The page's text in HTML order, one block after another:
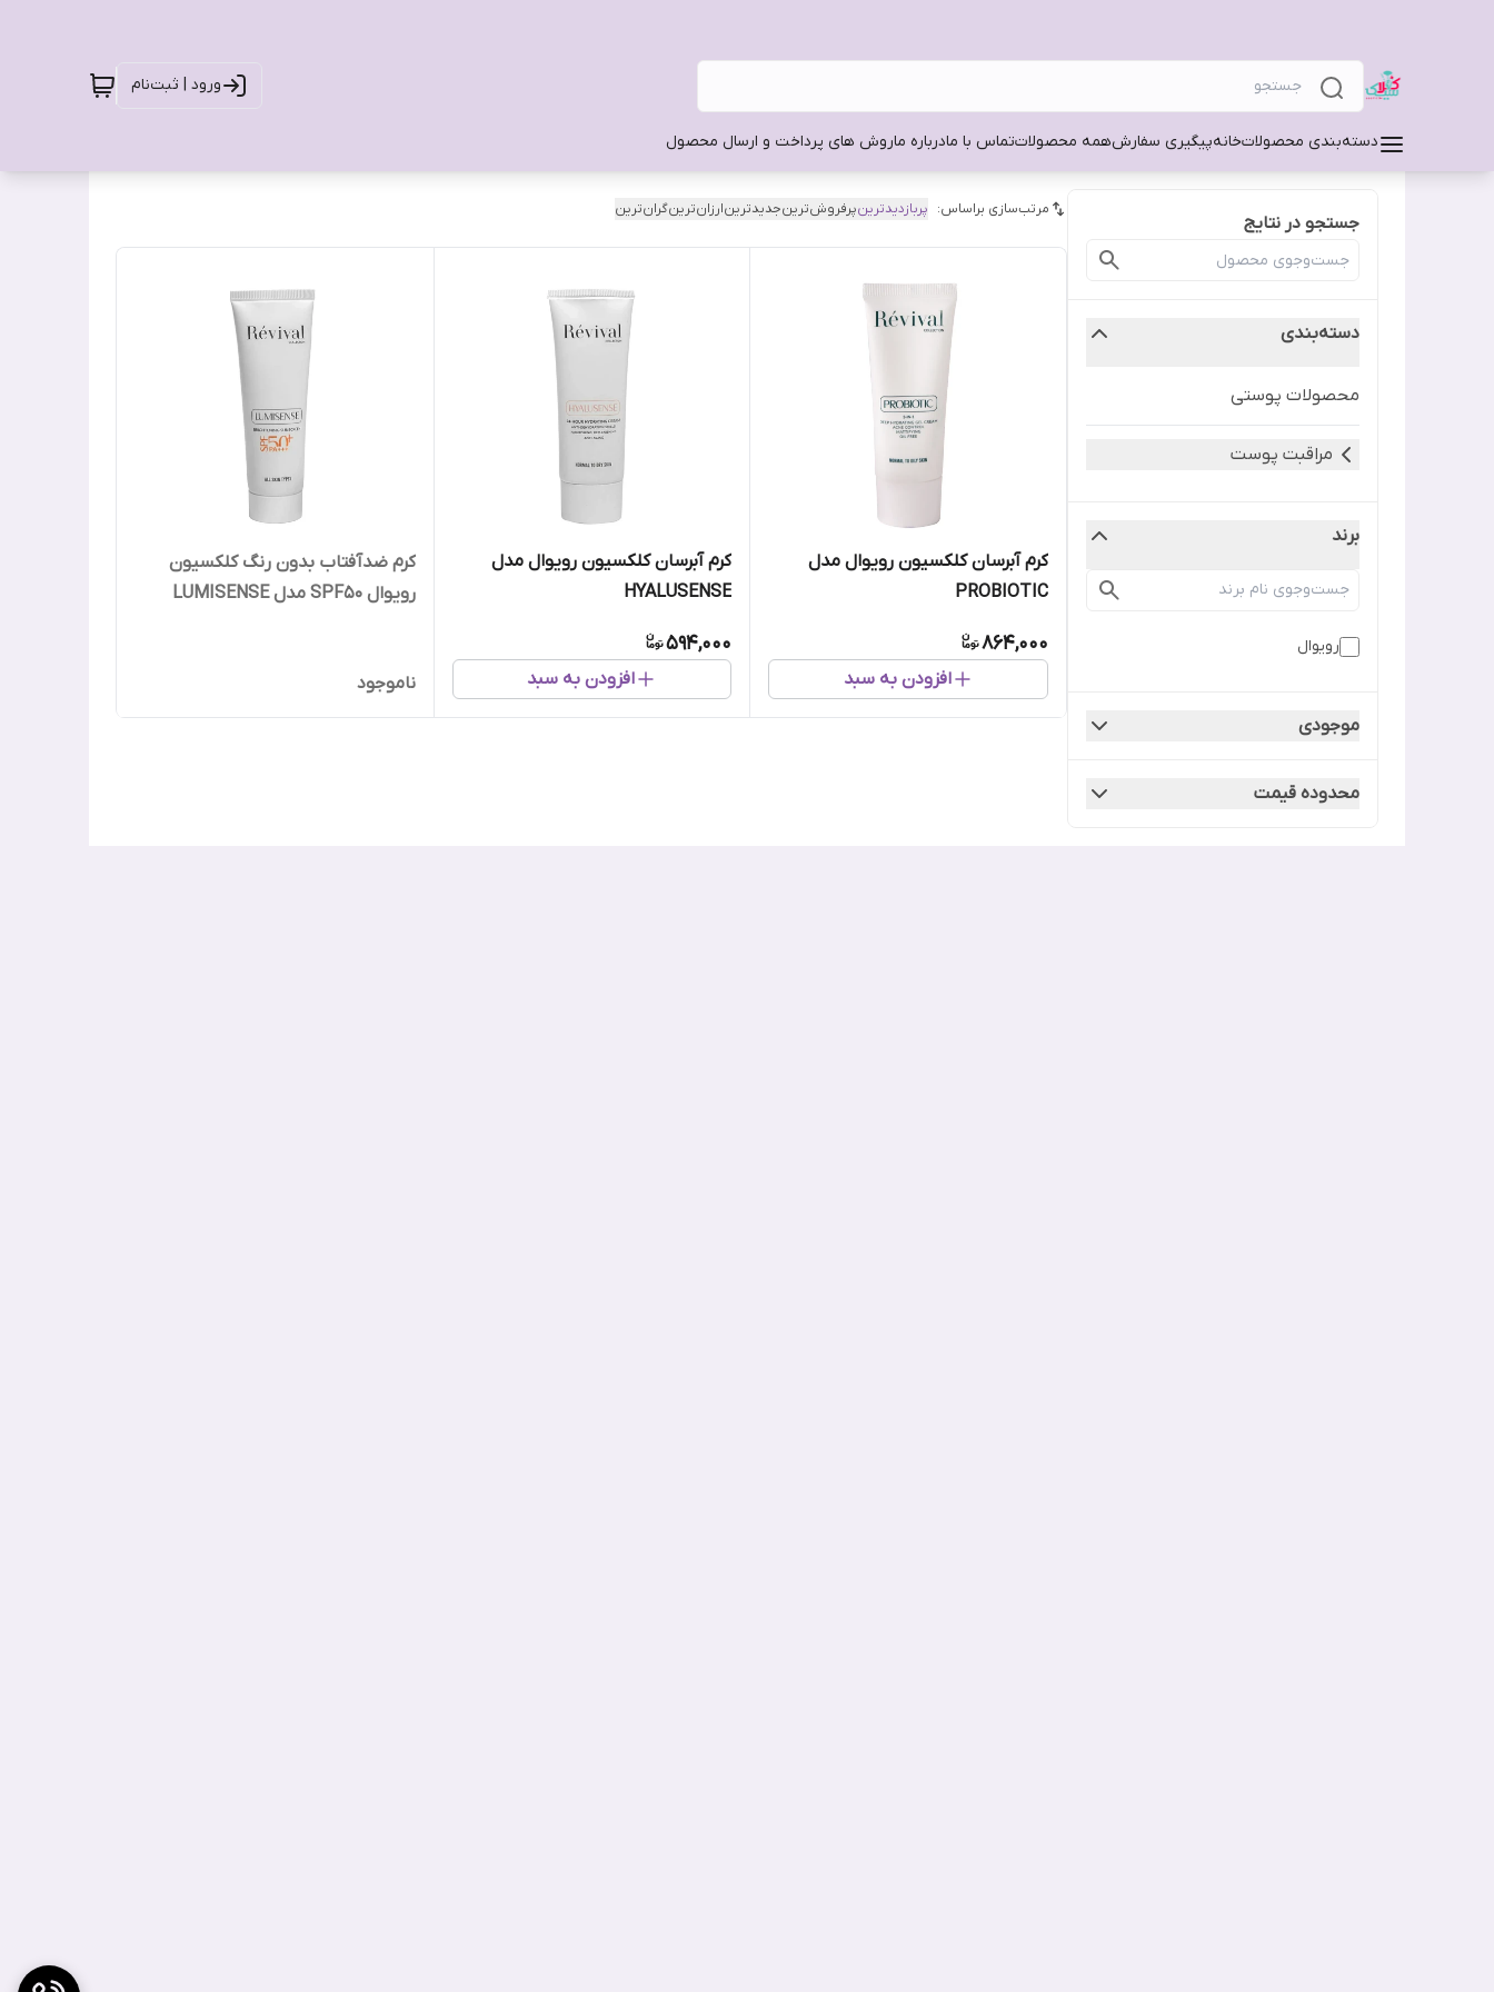
ورود | ثبت‌نام
دسته‌بندی محصولاتخانهپیگیری سفارشهمه محصولاتتماس با مادرباره ماروش های پرداخت و ارسال محصول
جستجو در نتایج
دسته‌بندی
محصولات پوستی
مراقبت پوست
برند
رویوال
موجودی
محدوده قیمت
مرتب‌سازی براساس: پربازدیدترینپرفروش‌ترینجدیدترینارزان‌ترینگران‌ترین
کرم آبرسان کلکسیون رویوال مدل
PROBIOTIC
864,000
افزودن به سبد
کرم آبرسان کلکسیون رویوال مدل
HYALUSENSE
594,000
افزودن به سبد
کرم ضدآفتاب بدون رنگ کلکسیون
رویوال SPF50 مدل LUMISENSE
ناموجود